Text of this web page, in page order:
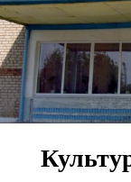
Перейти
к
содержимому